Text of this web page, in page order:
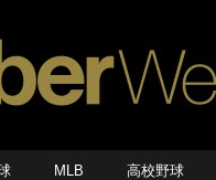
MLB 高校野球